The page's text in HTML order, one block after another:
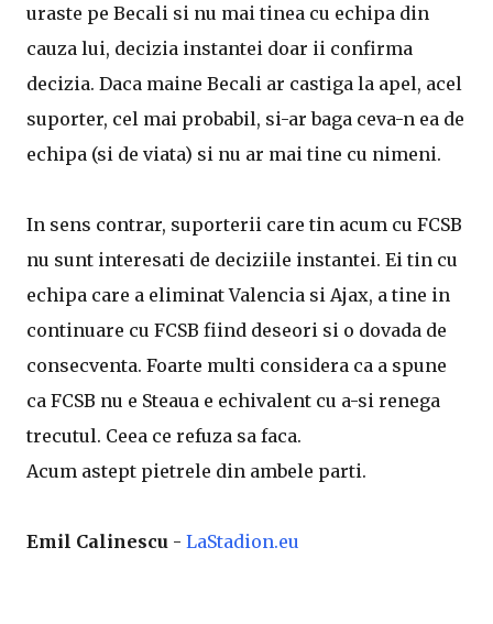
uraste pe Becali si nu mai tinea cu echipa din
cauza lui, decizia instantei doar ii confirma
decizia. Daca maine Becali ar castiga la apel, acel
suporter, cel mai probabil, si-ar baga ceva-n ea de
echipa (si de viata) si nu ar mai tine cu nimeni.
In sens contrar, suporterii care tin acum cu FCSB
nu sunt interesati de deciziile instantei. Ei tin cu
echipa care a eliminat Valencia si Ajax, a tine in
continuare cu FCSB fiind deseori si o dovada de
consecventa. Foarte multi considera ca a spune
ca FCSB nu e Steaua e echivalent cu a-si renega
trecutul. Ceea ce refuza sa faca.
Acum astept pietrele din ambele parti.
Emil Calinescu - LaStadion.eu